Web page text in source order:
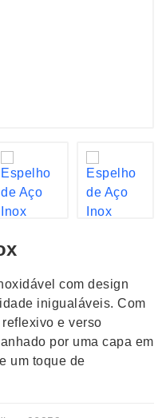
com design
inigualáveis. Com
e verso
por uma capa em
um toque de